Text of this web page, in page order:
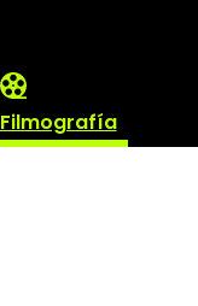
Filmografía